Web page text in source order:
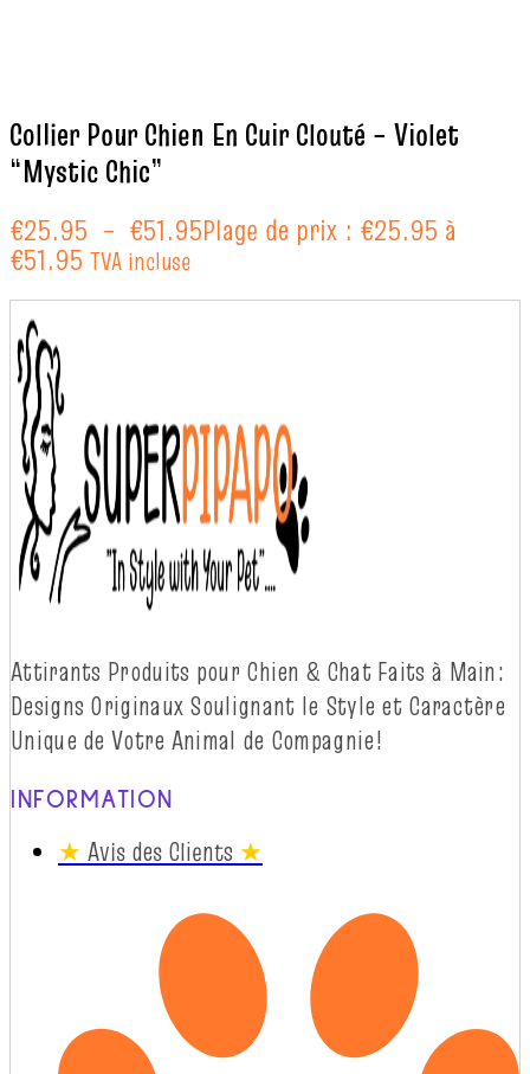
Collier Pour Chien En Cuir Clouté – Violet
“Mystic Chic”
€25.95 – €51.95Plage de prix : €25.95 à
€51.95 TVA incluse
Attirants Produits pour Chien & Chat Faits à Main:
Designs Originaux Soulignant le Style et Caractère
Unique de Votre Animal de Compagnie!
INFORMATION
★ Avis des Clients ★